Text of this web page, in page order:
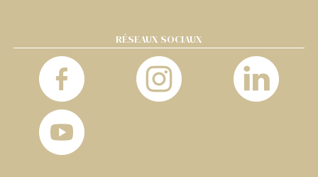
RÉSEAUX SOCIAUX